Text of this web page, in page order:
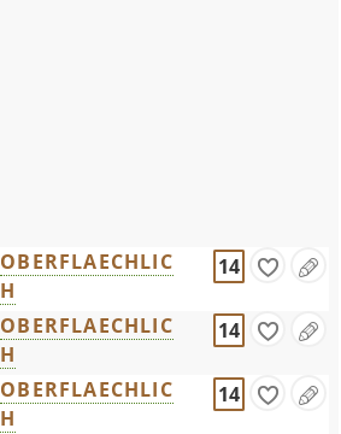
OBERFLAECHLIC
H
14
OBERFLAECHLIC
H
14
OBERFLAECHLIC
H
14